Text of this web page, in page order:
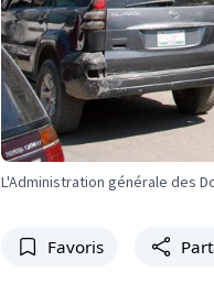
L'Administration générale des
Favoris